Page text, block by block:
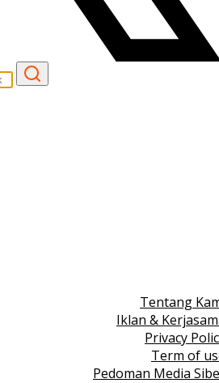
Tentang
Iklan &
Privacy
Term of
Pedoman Media